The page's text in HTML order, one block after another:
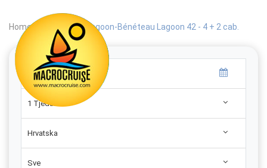
Home Search | Lagoon-Bénéteau Lagoon 42 - 4 + 2 cab.
1 Tjedan
Hrvatska
Sve